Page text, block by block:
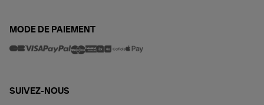
MODE DE PAIEMENT
SUIVEZ-NOUS